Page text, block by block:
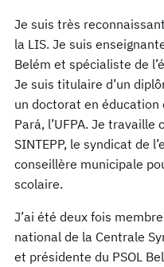
Je suis très
la LIS. Je suis
Belém et spécialiste de
Je suis titulaire d’un
un doctorat en éducation
Pará, l’UFPA. Je
SINTEPP, le syndicat de
conseillère municipale
scolaire.
J’ai été deux fois
national de la Centrale
et présidente du PSOL